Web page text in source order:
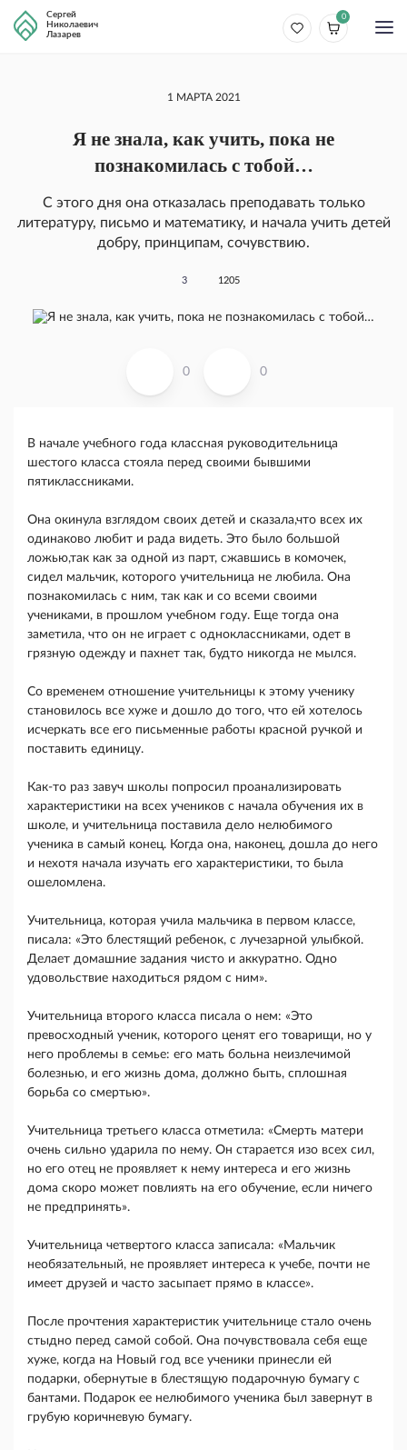
Сергей
Николаевич
Лазарев
0
1 МАРТА 2021
Я не знала, как учить, пока не
познакомилась с тобой…
С этого дня она отказалась преподавать только
литературу, письмо и математику, и начала учить детей
добру, принципам, сочувствию.
3 1205
0 0
В начале учебного года классная руководительница
шестого класса стояла перед своими бывшими
пятиклассниками.
Она окинула взглядом своих детей и сказала,что всех их
одинаково любит и рада видеть. Это было большой
ложью,так как за одной из парт, сжавшись в комочек,
сидел мальчик, которого учительница не любила. Она
познакомилась с ним, так как и со всеми своими
учениками, в прошлом учебном году. Еще тогда она
заметила, что он не играет с одноклассниками, одет в
грязную одежду и пахнет так, будто никогда не мылся.
Со временем отношение учительницы к этому ученику
становилось все хуже и дошло до того, что ей хотелось
исчеркать все его письменные работы красной ручкой и
поставить единицу.
Как-то раз завуч школы попросил проанализировать
характеристики на всех учеников с начала обучения их в
школе, и учительница поставила дело нелюбимого
ученика в самый конец. Когда она, наконец, дошла до него
и нехотя начала изучать его характеристики, то была
ошеломлена.
Учительница, которая учила мальчика в первом классе,
писала: «Это блестящий ребенок, с лучезарной улыбкой.
Делает домашние задания чисто и аккуратно. Одно
удовольствие находиться рядом с ним».
Учительница второго класса писала о нем: «Это
превосходный ученик, которого ценят его товарищи, но у
него проблемы в семье: его мать больна неизлечимой
болезнью, и его жизнь дома, должно быть, сплошная
борьба со смертью».
Учительница третьего класса отметила: «Смерть матери
очень сильно ударила по нему. Он старается изо всех сил,
но его отец не проявляет к нему интереса и его жизнь
дома скоро может повлиять на его обучение, если ничего
не предпринять».
Учительница четвертого класса записала: «Мальчик
необязательный, не проявляет интереса к учебе, почти не
имеет друзей и часто засыпает прямо в классе».
После прочтения характеристик учительнице стало очень
стыдно перед самой собой. Она почувствовала себя еще
хуже, когда на Новый год все ученики принесли ей
подарки, обернутые в блестящую подарочную бумагу с
бантами. Подарок ее нелюбимого ученика был завернут в
грубую коричневую бумагу.